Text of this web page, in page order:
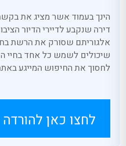
הינך בעמוד אשר מציג את
דירה שנקבע לדיירי הדיור
אלגוריתם שסורק את הרשת
שיכולים לשמש כל אחד בחיי
לחסוך את החיפוש המייגע
לחצו כאן להורדה